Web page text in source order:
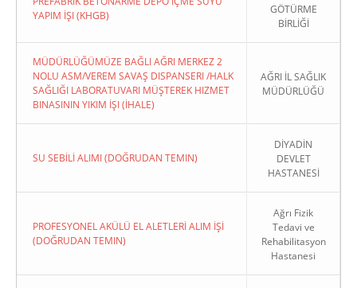
YAPIM İŞI (KHGB)
GÖTÜRME
BİRLİĞİ
MÜDÜRLÜĞÜMÜZE BAĞLI AĞRI MERKEZ 2
NOLU ASM/VEREM SAVAŞ DISPANSERI /HALK
SAĞLIĞI LABORATUVARI MÜŞTEREK HIZMET
BINASININ YIKIM İŞI (İHALE)
AĞRI İL SAĞLIK
MÜDÜRLÜĞÜ
SU SEBİLİ ALIMI (DOĞRUDAN TEMIN)
DİYADİN
DEVLET
HASTANESİ
PROFESYONEL AKÜLÜ EL ALETLERİ ALIM İŞİ
(DOĞRUDAN TEMIN)
Ağrı Fizik
Tedavi ve
Rehabilitasyon
Hastanesi